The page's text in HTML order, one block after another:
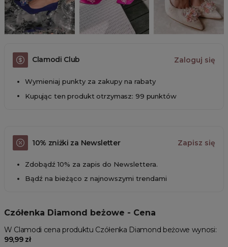
Clamodi Club Zaloguj się
Wymieniaj punkty za zakupy na rabaty
Kupując ten produkt otrzymasz: 99 punktów
10% zniżki za Newsletter Zapisz się
Zdobądź 10% za zapis do Newslettera.
Bądź na bieżąco z najnowszymi trendami
Czółenka Diamond beżowe - Cena
W Clamodi cena produktu Czółenka Diamond beżowe wynosi:
99,99 zł